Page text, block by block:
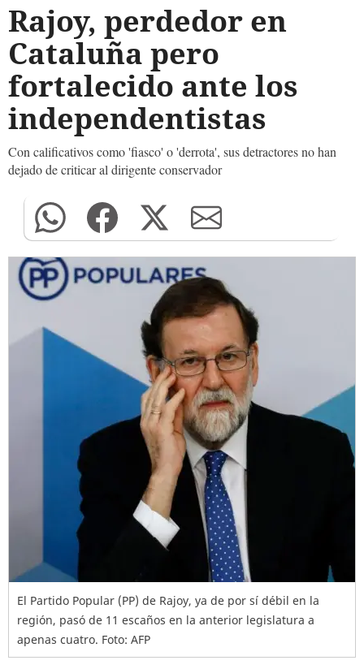
Rajoy, perdedor en
Cataluña pero
fortalecido ante los
independentistas
Con calificativos como 'fiasco' o 'derrota', sus detractores no han
dejado de criticar al dirigente conservador
El Partido Popular (PP) de Rajoy, ya de por sí débil en la
región, pasó de 11 escaños en la anterior legislatura a
apenas cuatro. Foto: AFP